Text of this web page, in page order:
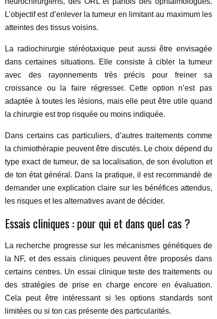
L’objectif est d’enlever la tumeur en limitant au maximum les
atteintes des tissus voisins.
La radiochirurgie stéréotaxique peut aussi être envisagée
dans certaines situations. Elle consiste à cibler la tumeur
avec des rayonnements très précis pour freiner sa
croissance ou la faire régresser. Cette option n’est pas
adaptée à toutes les lésions, mais elle peut être utile quand
la chirurgie est trop risquée ou moins indiquée.
Dans certains cas particuliers, d’autres traitements comme
la chimiothérapie peuvent être discutés. Le choix dépend du
type exact de tumeur, de sa localisation, de son évolution et
de ton état général. Dans la pratique, il est recommandé de
demander une explication claire sur les bénéfices attendus,
les risques et les alternatives avant de décider.
Essais cliniques : pour qui et dans quel cas ?
La recherche progresse sur les mécanismes génétiques de
la NF, et des essais cliniques peuvent être proposés dans
certains centres. Un essai clinique teste des traitements ou
des stratégies de prise en charge encore en évaluation.
Cela peut être intéressant si les options standards sont
limitées ou si ton cas présente des particularités.